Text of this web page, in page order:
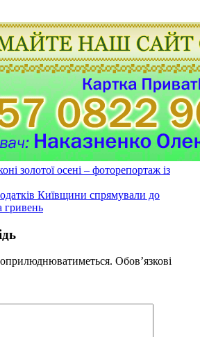
золотої осені – фоторепортаж із
Київщини спрямували до
гривень
Обов’язкові